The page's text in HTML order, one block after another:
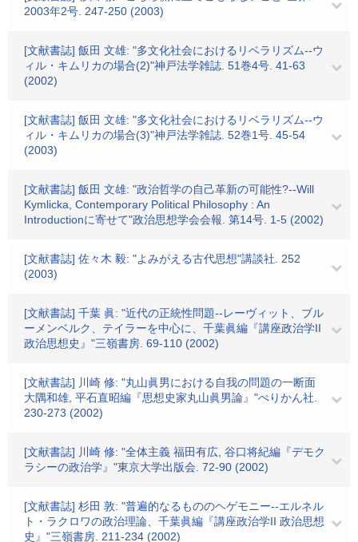
2003年2号. 247-250 (2003)
[文献書誌] 飯田 文雄: "多文化社会におけるリベラリズム--ウ
ィル・キムリカの場合(2)"神戸法学雑誌. 51巻4号. 41-63
(2002)
[文献書誌] 飯田 文雄: "多文化社会におけるリベラリズム--ウ
ィル・キムリカの場合(3)"神戸法学雑誌. 52巻1号. 45-54
(2003)
[文献書誌] 飯田 文雄: "政治哲学の自己革新の可能性?--Will
Kymlicka, Contemporary Political Philosophy : An
Introductionに寄せて"政治思想学会会報. 第14号. 1-5 (2002)
[文献書誌] 佐々木 毅: "よみがえる古代思想"講談社. 252
(2003)
[文献書誌] 千葉 眞: "近代の正統性問題--レーヴィット、ブル
ーメンベルク、テイラーを中心に、千葉眞編『講座政治学II
政治思想史』"三嶺書房. 69-110 (2002)
[文献書誌] 川崎 修: "丸山眞男における自我の問題の一断面
大隅和雄, 平石直昭編『思想史家丸山眞男論』"ぺりかん社.
230-273 (2002)
[文献書誌] 川崎 修: "全体主義 福田有広, 谷口将紀編『デモク
ラシーの政治学』"東京大学出版会. 72-90 (2002)
[文献書誌] 杉田 敦: "普遍的なるもののヘゲモニー--エルネル
ト・ラクロワの政治理論、千葉眞編『講座政治学II 政治思想
史』"三嶺書房. 211-234 (2002)